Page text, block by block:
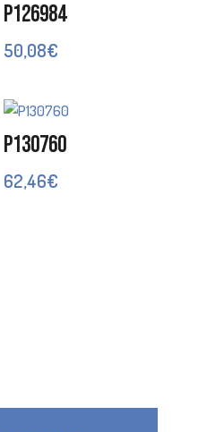
P126984
50,08€
P130760
62,46€